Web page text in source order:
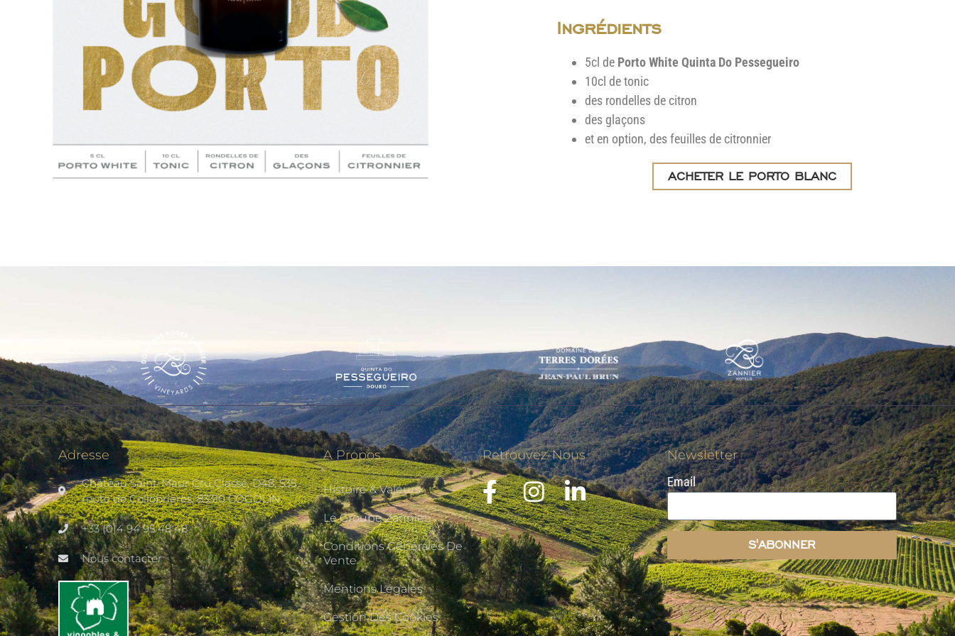
Ingrédients
5cl de Porto White Quinta Do Pessegueiro
10cl de tonic
des rondelles de citron
des glaçons
et en option, des feuilles de citronnier
ACHETER LE PORTO BLANC
Adresse
Château Saint-Maur Cru Classé, D48, 535
route de Collobrières, 83310 COGOLIN
+33 (0)4 94 95 48 48
Nous contacter
A Propos
Histoire & Valeurs
Le Groupe Zannier
Conditions Générales De
Vente
Mentions Légales
Gestion Des Cookies
Retrouvez-Nous Newsletter
Email
S'ABONNER